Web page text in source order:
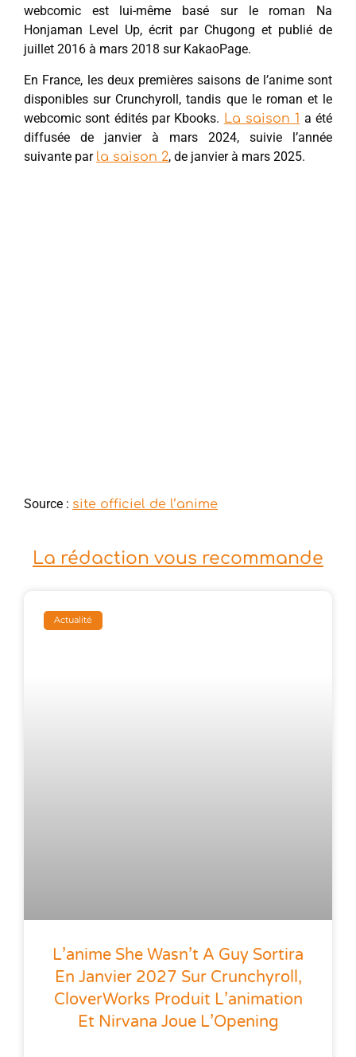
webcomic est lui-même basé sur le roman Na
Honjaman Level Up, écrit par Chugong et publié de
juillet 2016 à mars 2018 sur KakaoPage.
En France, les deux premières saisons de l’anime sont
disponibles sur Crunchyroll, tandis que le roman et le
webcomic sont édités par Kbooks. La saison 1 a été
diffusée de janvier à mars 2024, suivie l’année
suivante par la saison 2, de janvier à mars 2025.
Source : site officiel de l’anime
La rédaction vous recommande
Actualité
L’anime She Wasn’t A Guy Sortira
En Janvier 2027 Sur Crunchyroll,
CloverWorks Produit L’animation
Et Nirvana Joue L’Opening